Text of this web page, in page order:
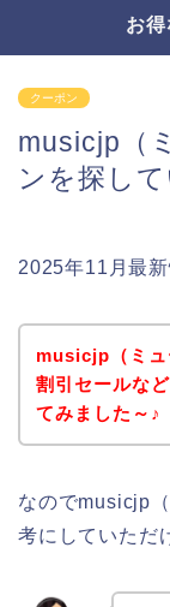
お
クーポン
musicjp（
ンを探し
2025年11月最新
musicjp（ミュ
割引セールな
てみました～♪
なのでmusicjp
考にしていただ